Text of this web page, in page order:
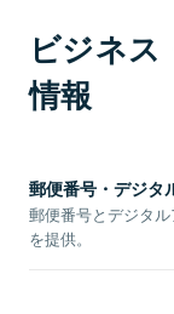
ビジネ
情報
郵便番号・デジタ
郵便番号とデジタ
を提供。